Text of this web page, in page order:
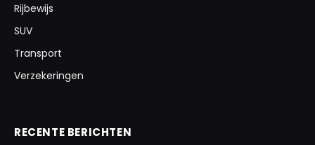
Rijbewijs
SUV
Transport
Verzekeringen
RECENTE BERICHTEN